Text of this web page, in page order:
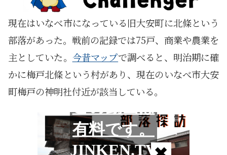
現在はいなべ市になっている旧大安町に北條という
部落があった。戦前の記録では75戸、商業や農業を
主としていた。 今昔マップで調べると、明治期に確
かに梅戸北條という村があり、現在のいなべ市大安
町梅戸の神明社付近が該当している。